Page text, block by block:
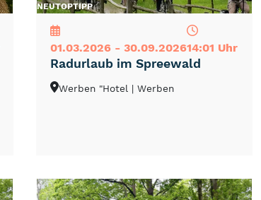
NEUTOPTIPP
01.03.2026 - 30.09.202614:01 Uhr
Radurlaub im Spreewald
Werben "Hotel | Werben